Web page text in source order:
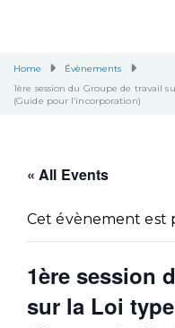
Home
Évènements
1ère session du Groupe de travail
(Guide pour l’incorporation)
« All Events
Cet évènement est
1ère session
sur la Loi